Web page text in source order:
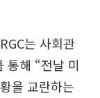
는 사회관
통해 “전날 미
을 교란하는